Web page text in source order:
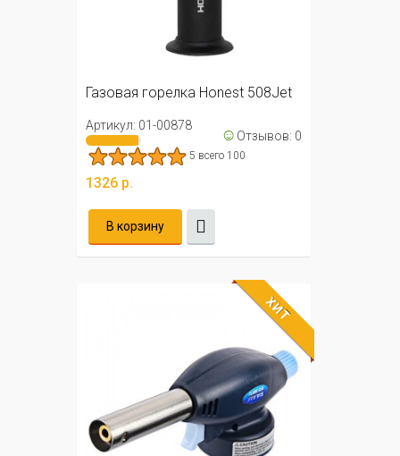
Газовая горелка Honest 508Jet
Артикул: 01-00878 ☺ Отзывов: 0
5 всего 100
1326 р.
В корзину
ХИТ